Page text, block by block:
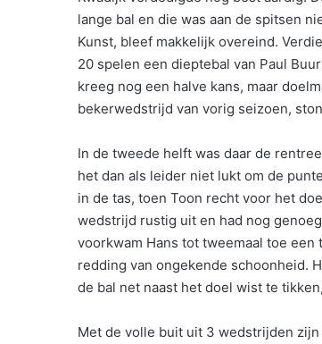
lange bal en die was aan de spitsen
Kunst, bleef makkelijk overeind.
20 spelen een dieptebal van Paul
kreeg nog een halve kans, maar
bekerwedstrijd van vorig seizoen,
In de tweede helft was daar de
het dan als leider niet lukt om de
in de tas, toen Toon recht voor het
wedstrijd rustig uit en had nog
voorkwam Hans tot tweemaal toe
redding van ongekende schoonheid.
de bal net naast het doel wist te
Met de volle buit uit 3 wedstrijden